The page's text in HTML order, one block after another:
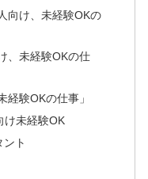
向け、未経験OKの
、未経験OKの仕
経験OKの仕事」
け未経験OK
ト